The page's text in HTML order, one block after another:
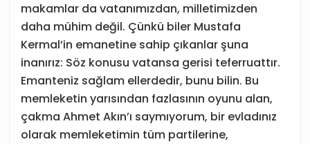
makamlar da vatanımızdan, milletimizden
daha mühim değil. Çünkü biler Mustafa
Kermal’in emanetine sahip çıkanlar şuna
inanırız: Söz konusu vatansa gerisi teferruattır.
Emanteniz sağlam ellerdedir, bunu bilin. Bu
memleketin yarısından fazlasının oyunu alan,
çakma Ahmet Akın’ı saymıyorum, bir evladınız
olarak memleketimin tüm partilerine,